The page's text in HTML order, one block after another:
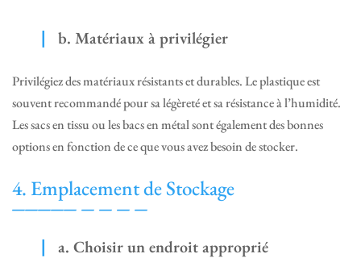
b. Matériaux à privilégier
Privilégiez des matériaux résistants et durables. Le plastique est
souvent recommandé pour sa légèreté et sa résistance à l’humidité.
Les sacs en tissu ou les bacs en métal sont également des bonnes
options en fonction de ce que vous avez besoin de stocker.
4. Emplacement de Stockage
a. Choisir un endroit approprié